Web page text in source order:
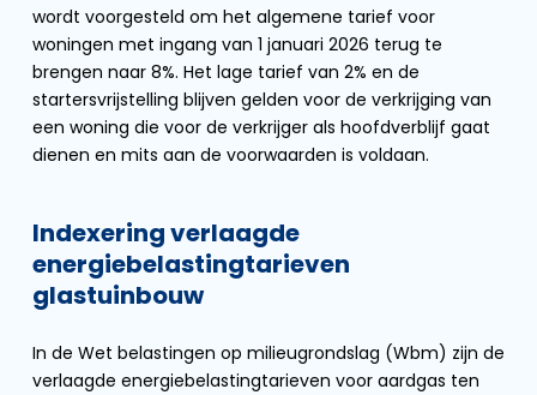
wordt voorgesteld om het algemene tarief voor
woningen met ingang van 1 januari 2026 terug te
brengen naar 8%. Het lage tarief van 2% en de
startersvrijstelling blijven gelden voor de verkrijging van
een woning die voor de verkrijger als hoofdverblijf gaat
dienen en mits aan de voorwaarden is voldaan.
Indexering verlaagde
energiebelastingtarieven
glastuinbouw
In de Wet belastingen op milieugrondslag (Wbm) zijn de
verlaagde energiebelastingtarieven voor aardgas ten